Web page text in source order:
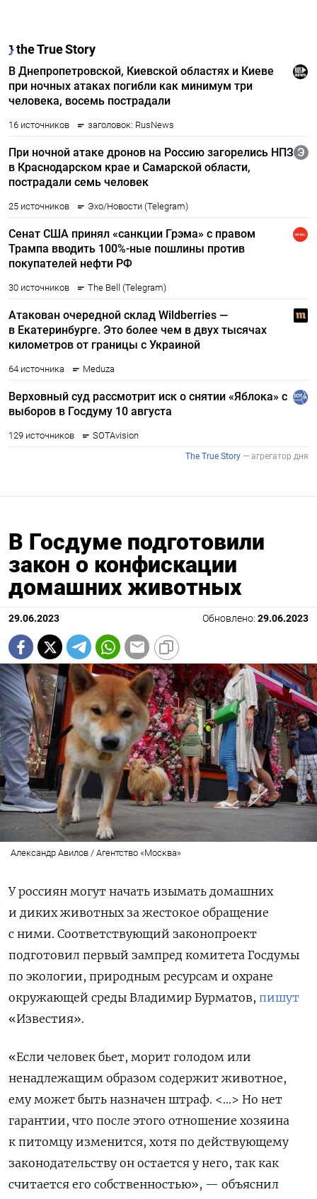
В Госдуме подготовили
закон о конфискации
домашних животных
29.06.2023 Обновлено: 29.06.2023
Александр Авилов / Агентство «Москва»
У россиян могут начать изымать домашних
и диких животных за жестокое обращение
с ними. Соответствующий законопроект
подготовил первый зампред комитета Госдумы
по экологии, природным ресурсам и охране
окружающей среды Владимир Бурматов, пишут
«Известия».
«Если человек бьет, морит голодом или
ненадлежащим образом содержит животное,
ему может быть назначен штраф. <…> Но нет
гарантии, что после этого отношение хозяина
к питомцу изменится, хотя по действующему
законодательству он остается у него, так как
считается его собственностью», — объяснил